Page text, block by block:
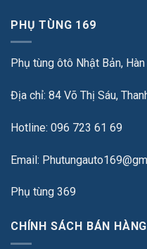
PHỤ TÙNG 169
Phụ tùng ôtô Nhật Bản,
Địa chỉ: 84 Võ Thị Sáu,
Hotline: 096 723 61 69
Email:
Phụ tùng 369
CHÍNH SÁCH BÁN HÀNG